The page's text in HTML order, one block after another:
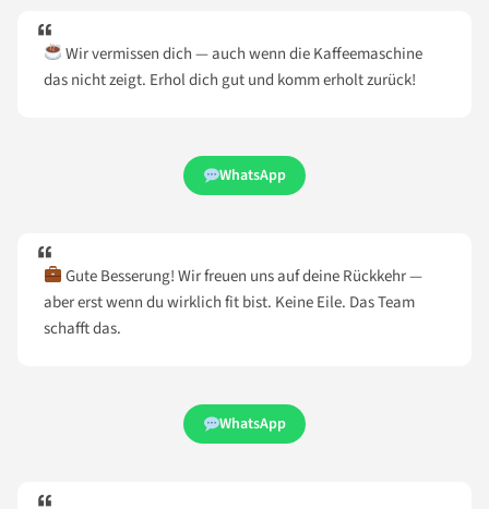
Wir vermissen dich — auch wenn die Kaffeemaschine
das nicht zeigt. Erhol dich gut und komm erholt zurück!
WhatsApp
Gute Besserung! Wir freuen uns auf deine Rückkehr —
aber erst wenn du wirklich fit bist. Keine Eile. Das Team
schafft das.
WhatsApp